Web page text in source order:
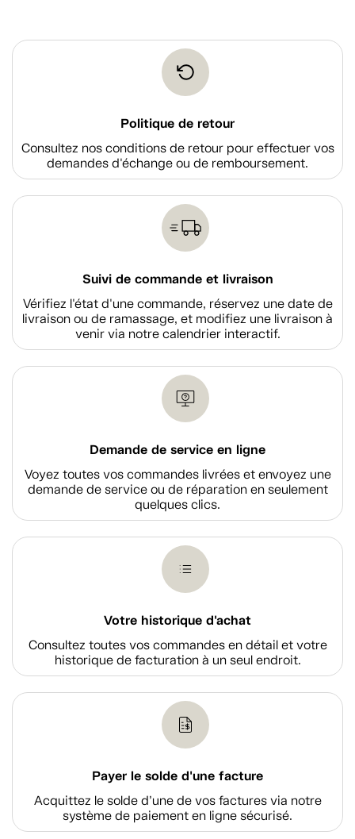
Politique de retour
Consultez nos conditions de retour pour effectuer vos
demandes d'échange ou de remboursement.
Suivi de commande et livraison
Vérifiez l'état d'une commande, réservez une date de
livraison ou de ramassage, et modifiez une livraison à
venir via notre calendrier interactif.
Demande de service en ligne
Voyez toutes vos commandes livrées et envoyez une
demande de service ou de réparation en seulement
quelques clics.
Votre historique d'achat
Consultez toutes vos commandes en détail et votre
historique de facturation à un seul endroit.
Payer le solde d'une facture
Acquittez le solde d’une de vos factures via notre
système de paiement en ligne sécurisé.